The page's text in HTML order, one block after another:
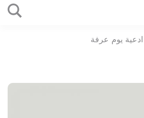
ادعية يوم عرفة